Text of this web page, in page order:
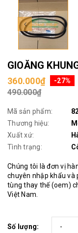
GIOĂNG
360.000₫ -27%
490.000₫
Mã sản phẩm:
Thương hiệu:
Xuất xứ:
Tình trạng:
Chúng tôi là đơn vị
chuyên nhập khẩu và
tùng thay thế (oem)
Việt Nam.
Số lượng: -